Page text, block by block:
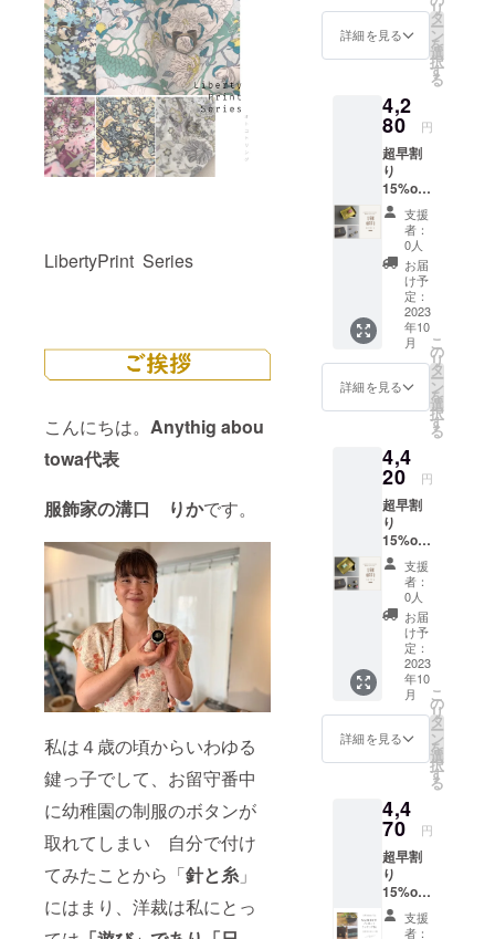
LibertyPrint Series
こんにちは。 Anythig abou
towa代表
服飾家の溝口 りかです。
私は４歳の頃からいわゆる
鍵っ子でして、お留守番中
に幼稚園の制服のボタンが
取れてしまい 自分で付け
てみたことから「針と糸」
にはまり、洋裁は私にとっ
飾り用
の「待
「ミニ
釘１
本」を
お付け
するか
ご選択
下さい
ション
は指輪
定形外
郵便で
お届け
しま
す。 ※
リング
ケース
は付き
ませ
ん。
カード
セット+
リング
ケース
紙付
き。 リ
ングタ
イプは
ABどち
らでも
OK！ 通
常価格
4832円
(税込送
込)→41
50円 (税
込送料
ちらは
音琴
セット
販売に
なりま
す。 単
体販売
はして
おりま
せんの
でご注
意下さ
い。 音
otokoto
「ring
」×１
（リン
グケー
ング
バッグ×
１＊
H135㎜
×W145
㎜×D65
㎜ メッ
セージ
詳細を見る
リ
タ
ー
ン
を
選
択
す
る
4,2
80 円
超早割
り
15%off
リバ
ティー
プリン
トシ
リーズ
ピン
クッ
ション
付・フ
リーの
お針子
ケース×
１ 音
otokoto
「ring
」Bタイ
プ×１
通常価
格4970
円（税
込送料
込）
→4280
円（税
込送料
込） 缶
サイ
ズ
H50㎜
×W132
ション
は指輪
と同柄
になり
ます ※
定形外
郵便で
お届け
支援
者：
0人
お届
け予
定：
2023
年10
月
詳細を見る
こ
の
リ
タ
ー
ン
を
選
択
す
る
4,4
20 円
超早割
り
15%off
リバ
ティー
プリン
トシ
リーズ
ピン
クッ
ション
付・フ
リーの
お針子
ケース×
１ 音
otokoto
「ring
」Aタイ
プ×１
通常価
格5135
円（税
込送料
支援
者：
0人
お届
け予
定：
2023
年10
月
詳細を見る
こ
の
リ
タ
ー
ン
を
選
択
す
る
4,4
70 円
超早割
り
15%off
ピン
クッ支援
者：